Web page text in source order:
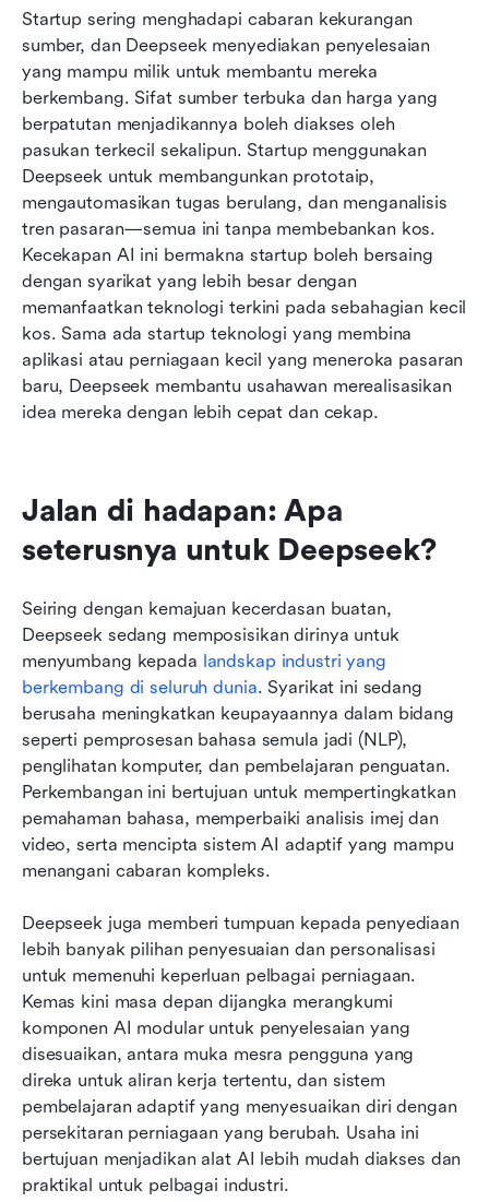
Startup sering menghadapi cabaran kekurangan
sumber, dan Deepseek menyediakan penyelesaian
yang mampu milik untuk membantu mereka
berkembang. Sifat sumber terbuka dan harga yang
berpatutan menjadikannya boleh diakses oleh
pasukan terkecil sekalipun. Startup menggunakan
Deepseek untuk membangunkan prototaip,
mengautomasikan tugas berulang, dan menganalisis
tren pasaran—semua ini tanpa membebankan kos.
Kecekapan AI ini bermakna startup boleh bersaing
dengan syarikat yang lebih besar dengan
memanfaatkan teknologi terkini pada sebahagian kecil
kos. Sama ada startup teknologi yang membina
aplikasi atau perniagaan kecil yang meneroka pasaran
baru, Deepseek membantu usahawan merealisasikan
idea mereka dengan lebih cepat dan cekap.
Jalan di hadapan: Apa
seterusnya untuk Deepseek?
Seiring dengan kemajuan kecerdasan buatan,
Deepseek sedang memposisikan dirinya untuk
menyumbang kepada landskap industri yang
berkembang di seluruh dunia. Syarikat ini sedang
berusaha meningkatkan keupayaannya dalam bidang
seperti pemprosesan bahasa semula jadi (NLP),
penglihatan komputer, dan pembelajaran penguatan.
Perkembangan ini bertujuan untuk mempertingkatkan
pemahaman bahasa, memperbaiki analisis imej dan
video, serta mencipta sistem AI adaptif yang mampu
menangani cabaran kompleks.
Deepseek juga memberi tumpuan kepada penyediaan
lebih banyak pilihan penyesuaian dan personalisasi
untuk memenuhi keperluan pelbagai perniagaan.
Kemas kini masa depan dijangka merangkumi
komponen AI modular untuk penyelesaian yang
disesuaikan, antara muka mesra pengguna yang
direka untuk aliran kerja tertentu, dan sistem
pembelajaran adaptif yang menyesuaikan diri dengan
persekitaran perniagaan yang berubah. Usaha ini
bertujuan menjadikan alat AI lebih mudah diakses dan
praktikal untuk pelbagai industri.